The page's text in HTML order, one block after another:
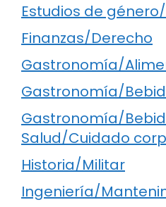
Estudios de
Finanzas/Derecho
Gastronomía/
Gastronomía/
Gastronomía/
Salud/Cuidado
Historia/Militar
Ingeniería/